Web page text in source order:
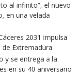
al infinito”, el nuevo
en una velada
2031 impulsa
de Extremadura
y se entrega a la
en su 40 aniversario